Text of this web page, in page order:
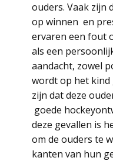
ouders. Vaak zijn
op winnen en
ervaren een fout
als een
aandacht, zowel
wordt op het kind
zijn dat deze
goede
deze gevallen is
om de ouders te
kanten van hun